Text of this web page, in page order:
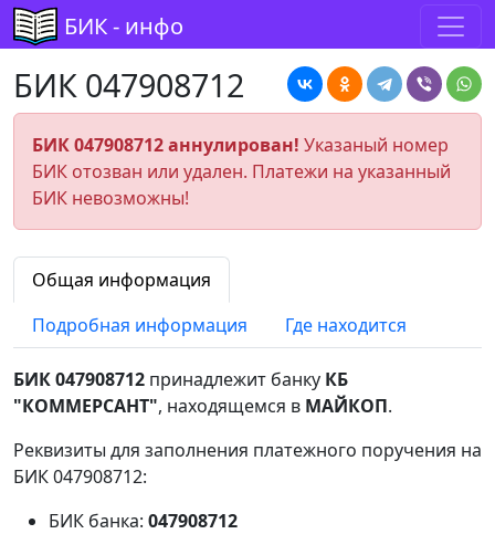
БИК - инфо
БИК 047908712
БИК 047908712 аннулирован! Указаный номер
БИК отозван или удален. Платежи на указанный
БИК невозможны!
Общая информация
Подробная информация
Где находится
БИК 047908712 принадлежит банку КБ
"КОММЕРСАНТ", находящемся в МАЙКОП.
Реквизиты для заполнения платежного поручения на
БИК 047908712:
БИК банка: 047908712